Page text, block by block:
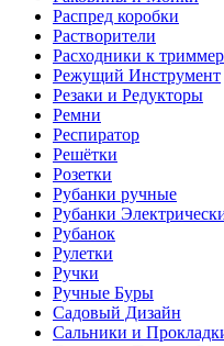
Распред коробки
Растворители
Расходники к
Режущий Инструмент
Резаки и Редукторы
Ремни
Респиратор
Решётки
Розетки
Рубанки ручные
Рубанки
Рубанок
Рулетки
Ручки
Ручные Буры
Садовый Дизайн
Сальники и